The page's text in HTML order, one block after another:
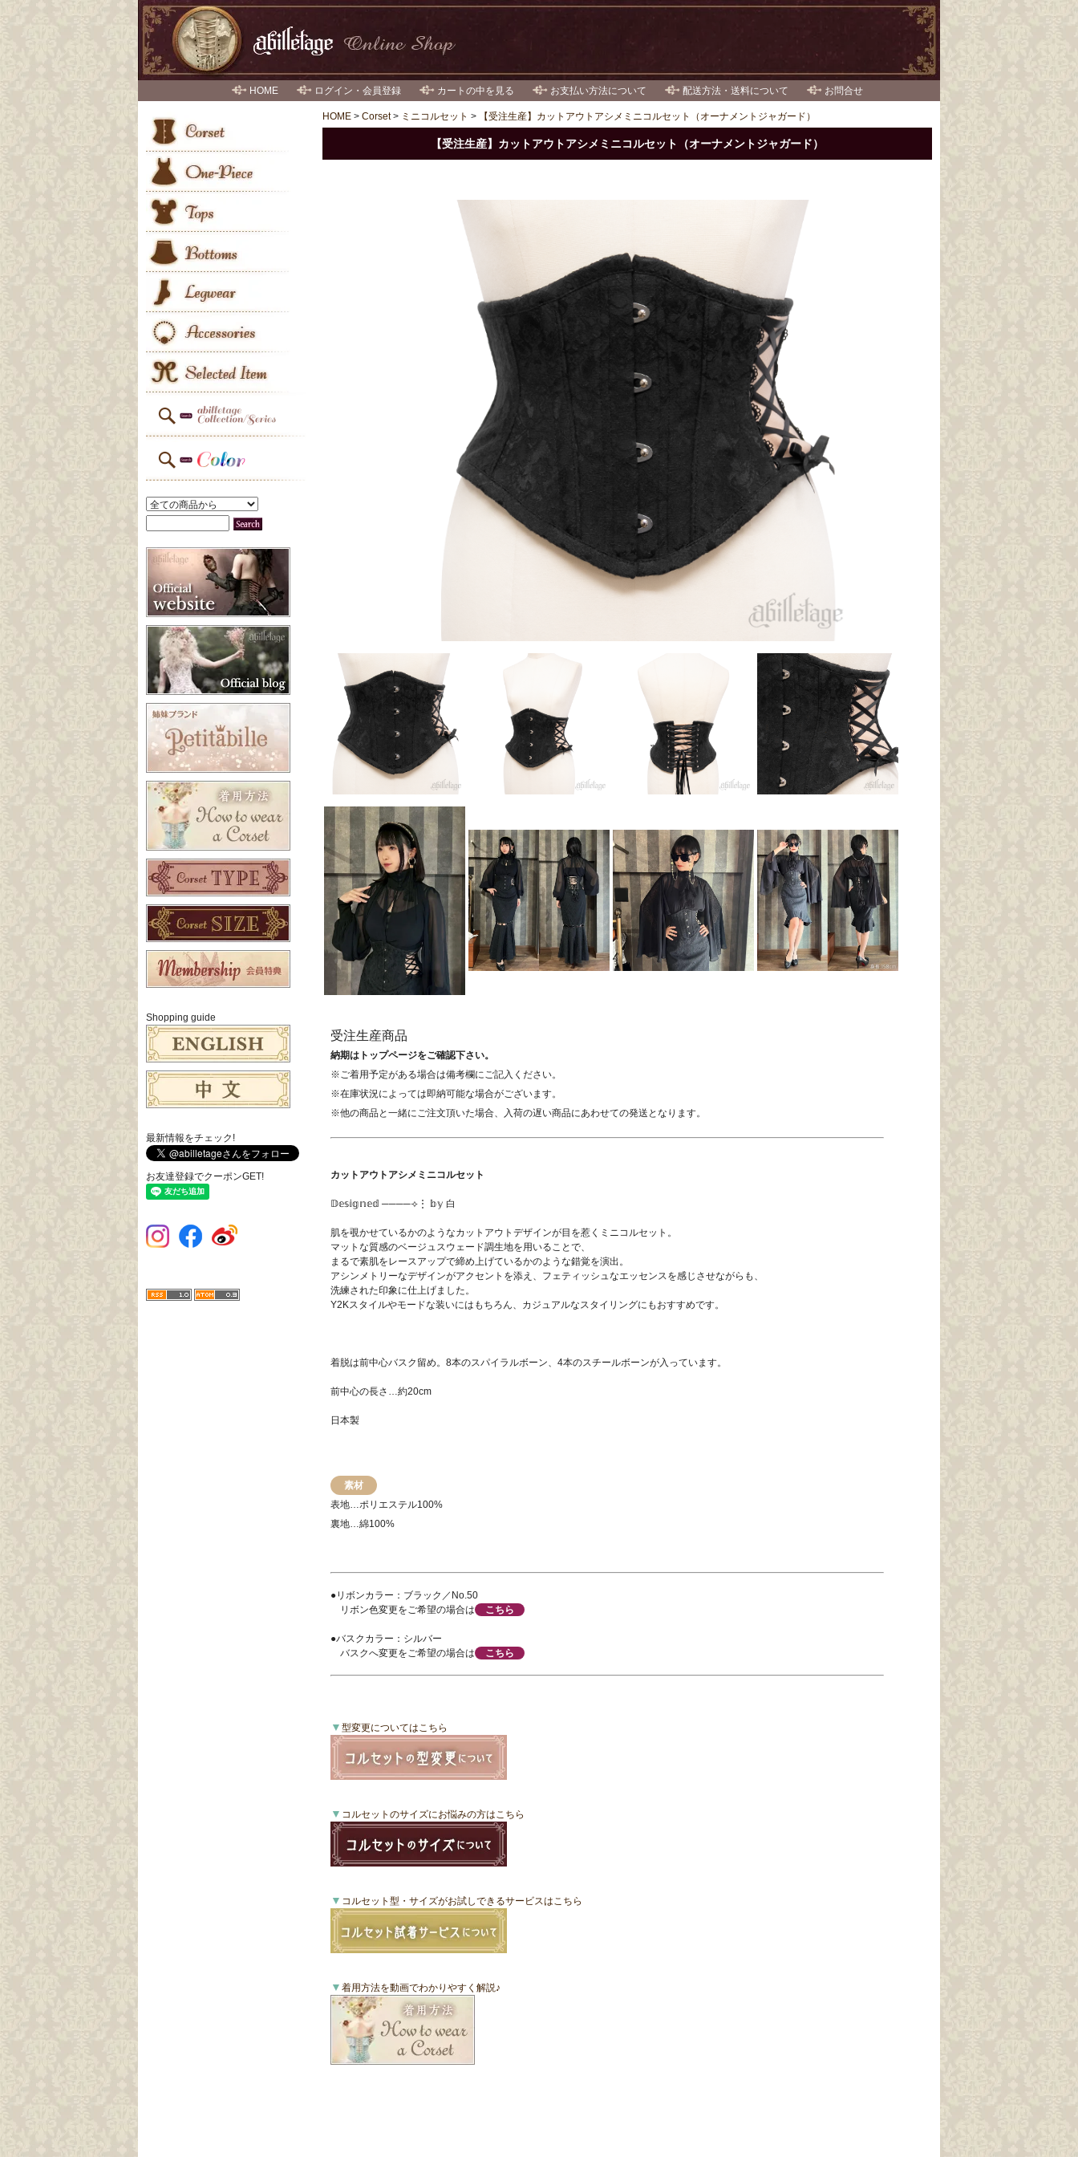
HOME ログイン・会員登録 カートの中を見る お支払い方法について 配送方法・送料について お問合せ
HOME > Corset> ミニコルセット > 【受注生産】カットアウトアシメミニコルセット（オーナメントジャガード）
【受注生産】カットアウトアシメミニコルセット（オーナメントジャガード）
受注生産商品
納期はトップページをご確認下さい。
※ご着用予定がある場合は備考欄にご記入ください。
※在庫状況によっては即納可能な場合がございます。
※他の商品と一緒にご注文頂いた場合、入荷の遅い商品にあわせての発送となります。
カットアウトアシメミニコルセット
𝔻𝕖𝕤𝕚𝕘𝕟𝕖𝕕 ────⟢⋮ 𝕓𝕪 白
肌を覗かせているかのようなカットアウトデザインが目を惹くミニコルセット。
マットな質感のベージュスウェード調生地を用いることで、
まるで素肌をレースアップで締め上げているかのような錯覚を演出。
アシンメトリーなデザインがアクセントを添え、フェティッシュなエッセンスを感じさせながらも、
洗練された印象に仕上げました。
Y2Kスタイルやモードな装いにはもちろん、カジュアルなスタイリングにもおすすめです。
着脱は前中心バスク留め。8本のスパイラルボーン、4本のスチールボーンが入っています。
前中心の長さ…約20cm
日本製
素材
表地…ポリエステル100%
裏地…綿100%
●リボンカラー：ブラック／No.50
リボン色変更をご希望の場合はこちら
●バスクカラー：シルバー
バスクへ変更をご希望の場合はこちら
▼ 型変更についてはこちら
▼ コルセットのサイズにお悩みの方はこちら
▼ コルセット型・サイズがお試しできるサービスはこちら
▼ 着用方法を動画でわかりやすく解説♪
Shopping guide
最新情報をチェック!
お友達登録でクーポンGET!